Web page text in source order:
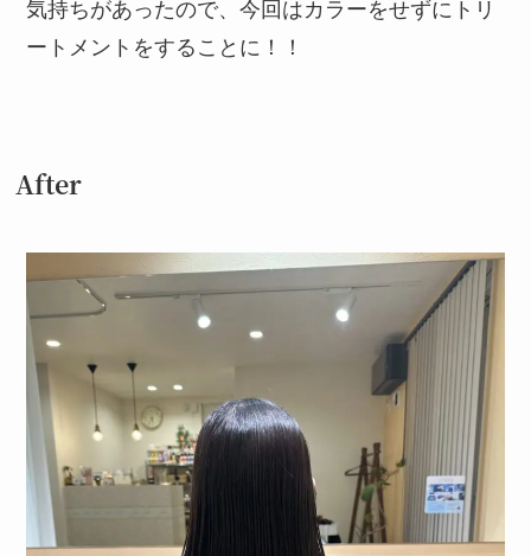
気持ちがあったので、今回はカラーをせずにトリ
ートメントをすることに！！
After